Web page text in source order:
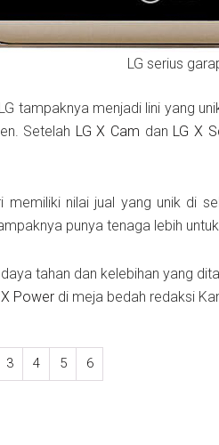
LG serius
tampaknya menjadi lini yang
Setelah LG X Cam dan LG X
memiliki nilai jual yang unik di
punya tenaga lebih
tahan dan kelebihan yang
X Power di meja bedah redaksi
3 4 5 6